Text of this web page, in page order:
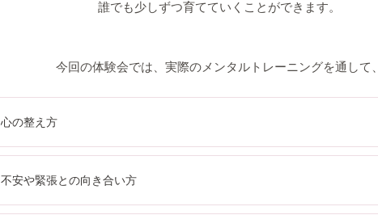
誰でも少しずつ育てていくことができます。
今回の体験会では、実際のメンタルトレーニングを通して、
心の整え方
不安や緊張との向き合い方